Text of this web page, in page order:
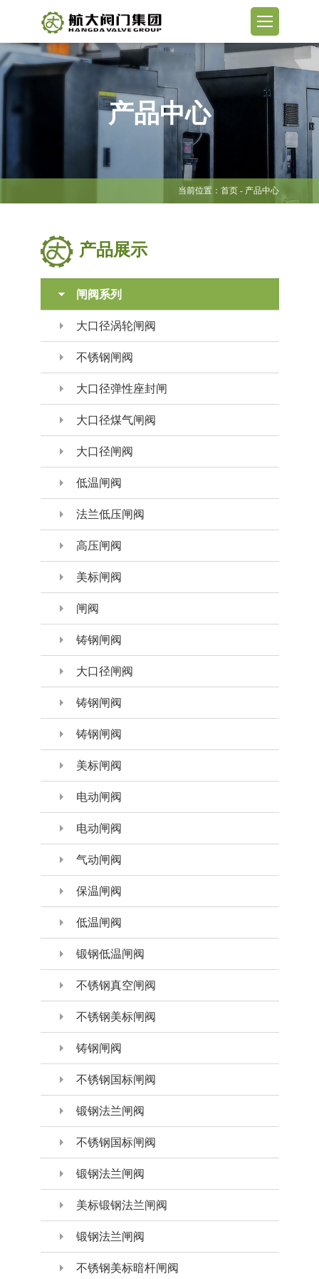
产品中心
当前位置： 首页- 产品中心
产品展示
闸阀系列
大口径涡轮闸阀
不锈钢闸阀
大口径弹性座封闸
大口径煤气闸阀
大口径闸阀
低温闸阀
法兰低压闸阀
高压闸阀
美标闸阀
闸阀
铸钢闸阀
大口径闸阀
铸钢闸阀
铸钢闸阀
美标闸阀
电动闸阀
电动闸阀
气动闸阀
保温闸阀
低温闸阀
锻钢低温闸阀
不锈钢真空闸阀
不锈钢美标闸阀
铸钢闸阀
不锈钢国标闸阀
锻钢法兰闸阀
不锈钢国标闸阀
锻钢法兰闸阀
美标锻钢法兰闸阀
锻钢法兰闸阀
不锈钢美标暗杆闸阀